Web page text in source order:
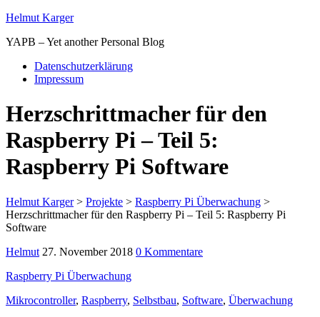
Helmut Karger
YAPB – Yet another Personal Blog
Datenschutzerklärung
Impressum
Herzschrittmacher für den
Raspberry Pi – Teil 5:
Raspberry Pi Software
Helmut Karger> Projekte > Raspberry Pi Überwachung >
Herzschrittmacher für den Raspberry Pi – Teil 5: Raspberry Pi
Software
Helmut 27. November 2018 0 Kommentare
Raspberry Pi Überwachung
Mikrocontroller, Raspberry, Selbstbau, Software, Überwachung